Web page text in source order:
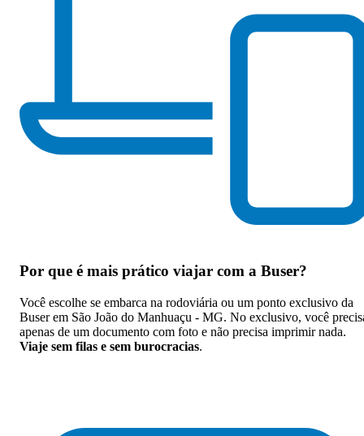
Por que é mais prático viajar com a Buser?
Você escolhe se embarca na rodoviária ou um ponto exclusivo da
Buser em São João do Manhuaçu - MG. No exclusivo, você
apenas de um documento com foto e não precisa imprimir nada.
Viaje sem filas e sem burocracias.